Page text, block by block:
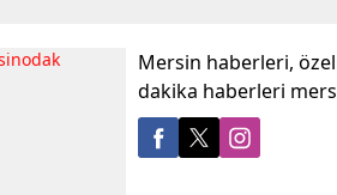
Mersin haberleri,
dakika haberleri